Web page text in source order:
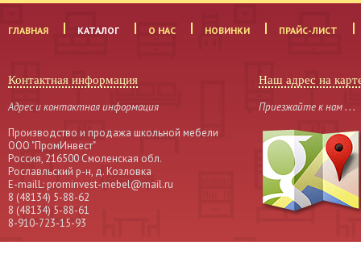
ГЛАВНАЯ КАТАЛОГ О НАС НОВИНКИ ПРАЙС-ЛИСТ
Контактная информация
Адрес и контактная информация
Производство и продажа школьной мебели
OOO "ПромИнвест"
Россия, 216500 Смоленская обл.
Рославльский р-н, д. Козловка
Е-mailL: prominvest-mebel@mail.ru
8 (48134) 5-88-62
8 (48134) 5-88-61
8-910-723-15-93
Наш адрес на
Приезжайте к нам . . .